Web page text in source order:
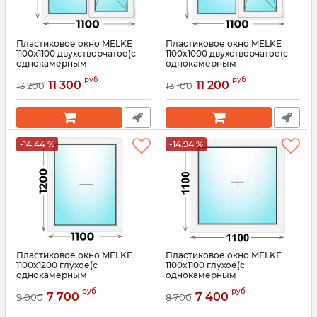
Пластиковое окно MELKE
1100x1100 двухстворчатое(с
однокамерным
Артикул: 3586
13 200 11 300 руб
Пластиковое окно MELKE
1100x1000 двухстворчатое(с
однокамерным
Артикул: 3585
13 100 11 200 руб
-14.44 %
Пластиковое окно MELKE
1100x1200 глухое(с
однокамерным
Артикул: 3573
9 000 7 700 руб
-14.94 %
Пластиковое окно MELKE
1100x1100 глухое(с
однокамерным
Артикул: 3572
8 700 7 400 руб